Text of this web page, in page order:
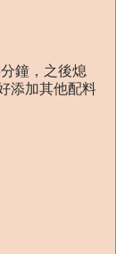
鐘，之後熄
添加其他配料